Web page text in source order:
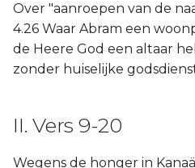
Over "aanroepen van de
4.26 Waar Abram een
de Heere God een altaar
zonder huiselijke
II. Vers 9-20
Wegens de honger in